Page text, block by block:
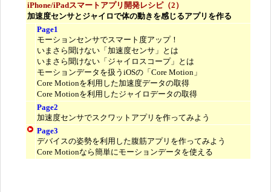
iPhone/iPadスマートアプリ開発レシピ（2）
加速度センサとジャイロで体の動きを感じるアプリを作る
Page1
モーションセンサでスマート度アップ！
いまさら聞けない「加速度センサ」とは
いまさら聞けない「ジャイロスコープ」とは
モーションデータを扱うiOSの「Core Motion」
Core Motionを利用した加速度データの取得
Core Motionを利用したジャイロデータの取得
Page2
加速度センサでスクワットアプリを作ってみよう
Page3
デバイスの姿勢を利用した腹筋アプリを作ってみよう
Core Motionなら簡単にモーションデータを使える